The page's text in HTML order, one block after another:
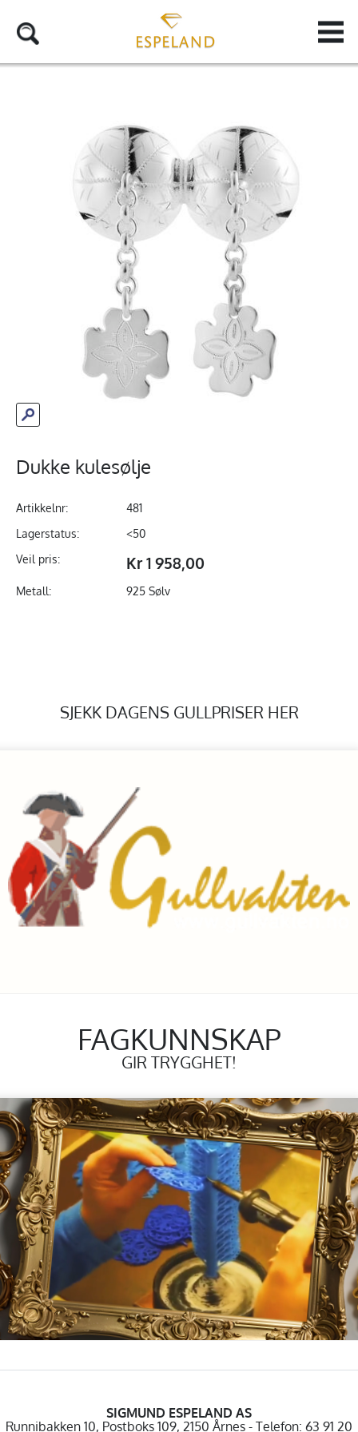
Dukke kulesølje
Artikkelnr:
481
Lagerstatus:
<50
Veil pris:
Kr 1 958,00
Metall: 925 Sølv
SJEKK DAGENS GULLPRISER HER
FAGKUNNSKAP
GIR TRYGGHET!
SIGMUND ESPELAND AS
Runnibakken 10, Postboks 109, 2150 Årnes - Telefon: 63 91 20